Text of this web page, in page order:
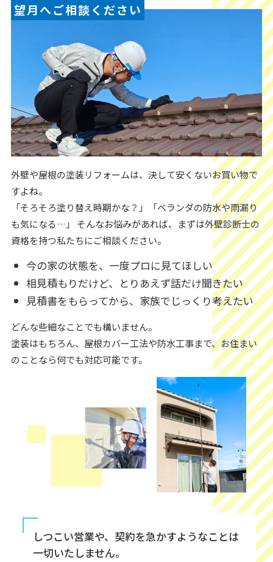
望月へご相談ください
外壁や屋根の塗装リフォームは、決して安くないお買い物で
すよね。
「そろそろ塗り替え時期かな？」「ベランダの防水や雨漏り
も気になる…」 そんなお悩みがあれば、まずは外壁診断士の
資格を持つ私たちにご相談ください。
今の家の状態を、一度プロに見てほしい
相見積もりだけど、とりあえず話だけ聞きたい
見積書をもらってから、家族でじっくり考えたい
どんな些細なことでも構いません。
塗装はもちろん、屋根カバー工法や防水工事まで、お住まい
のことなら何でも対応可能です。
しつこい営業や、契約を急かすようなことは
一切いたしません。